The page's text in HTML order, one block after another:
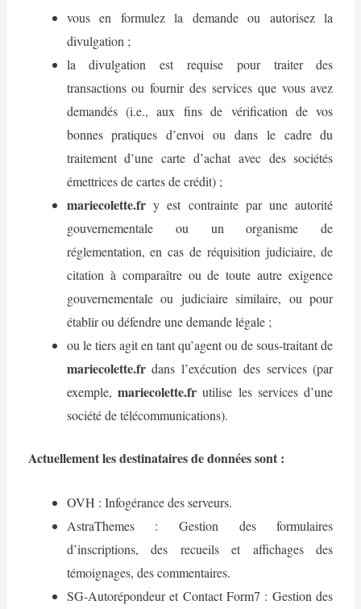
vous en formulez la demande ou autorisez la
divulgation ;
la divulgation est requise pour traiter des
transactions ou fournir des services que vous avez
demandés (i.e., aux fins de vérification de vos
bonnes pratiques d’envoi ou dans le cadre du
traitement d’une carte d’achat avec des sociétés
émettrices de cartes de crédit) ;
mariecolette.fry est contrainte par une autorité
gouvernementale ou un organisme de
réglementation, en cas de réquisition judiciaire, de
citation à comparaître ou de toute autre exigence
gouvernementale ou judiciaire similaire, ou pour
établir ou défendre une demande légale ;
ou le tiers agit en tant qu’agent ou de sous-traitant de
mariecolette.frdans l’exécution des services (par
exemple, mariecolette.frutilise les services d’une
société de télécommunications).
Actuellement les destinataires de données sont :
OVH : Infogérance des serveurs.
AstraThemes : Gestion des formulaires
d’inscriptions, des recueils et affichages des
témoignages, des commentaires.
SG-Autorépondeur et Contact Form7 : Gestion des